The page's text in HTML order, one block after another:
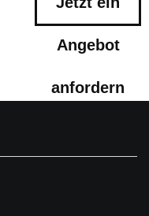
Angebot
anfordern